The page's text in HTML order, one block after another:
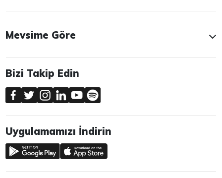
Mevsime Göre
Bizi Takip Edin
Uygulamamızı İndirin